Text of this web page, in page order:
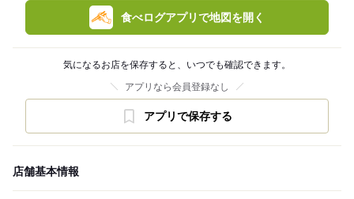
食べログアプリで地図を開く
気になるお店を保存すると、いつでも確認できます。
アプリなら会員登録なし
アプリで保存する
店舗基本情報